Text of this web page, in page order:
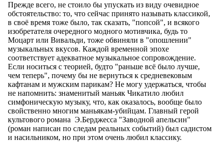
Прежде всего, не стоило бы упускать из виду очевидное
обстоятельство: то, что сейчас принято называть классикой,
в своё время тоже было, так сказать, "попсой", и всякого
изобретателя очередного модного мотивчика, будь то
Моцарт или Вивальди, тоже обвиняли в "опошлении"
музыкальных вкусов. Каждой временной эпохе
соответствует адекватное музыкальное сопровождение.
Если носиться с теорией, будто "раньше всё было лучше,
чем теперь", почему бы не вернуться к средневековым
кафтанам и мужским парикам? Не могу удержаться, чтобы
не напомнить: знаменитый маньяк Чикатило любил
симфоническую музыку, что, как оказалось, вообще было
свойственно многим маньякам-убийцам. Главный герой
культового романа Э.Берджесса "Заводной апельсин"
(роман написан по следам реальных событий) был садистом
и насильником, но при этом очень любил классику.